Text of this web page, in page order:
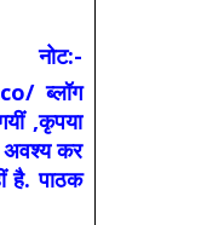
ब्लॉग
,कृपया
अवश्य कर
है. पाठक